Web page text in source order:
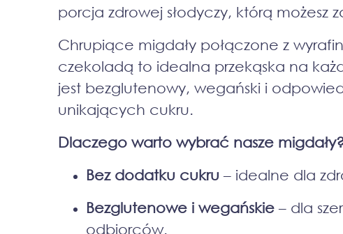
porcja zdrowej słodyczy, którą możesz
Chrupiące migdały połączone z
czekoladą to idealna przekąska na
jest bezglutenowy, wegański i
unikających cukru.
Dlaczego warto wybrać nasze
Bez dodatku cukru – idealne dla
Bezglutenowe i wegańskie – dla
odbiorców.